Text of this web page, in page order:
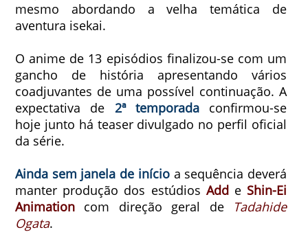
mesmo abordando a velha temática de
aventura isekai.
O anime de 13 episódios finalizou-se com um
gancho de história apresentando vários
coadjuvantes de uma possível continuação. A
expectativa de 2ª temporadaconfirmou-se
hoje junto há teaser divulgado no perfil oficial
da série.
Ainda sem janela de inícioa sequência deverá
manter produção dos estúdios Adde Shin-Ei
Animation com direção geral de
Tadahide
Ogata.